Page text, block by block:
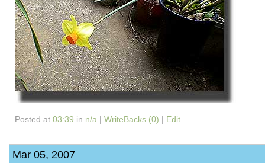
Posted at 03:39 in n/a | WriteBacks (0) | Edit
Mar 05, 2007